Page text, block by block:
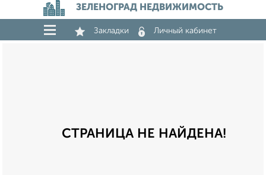
ЗЕЛЕНОГРАД НЕДВИЖИМОСТЬ
Закладки Личный кабинет
СТРАНИЦА НЕ НАЙДЕНА!